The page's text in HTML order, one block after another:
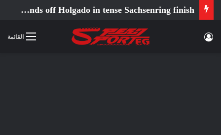
Ortola fends off Holgado in tense Sachsenring finish
القائمة